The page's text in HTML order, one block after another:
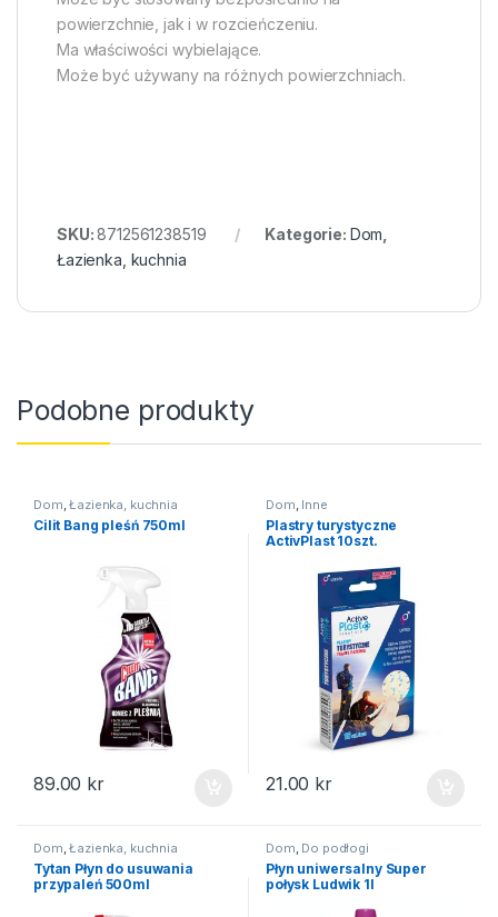
powierzchnie, jak i w rozcieńczeniu.
Ma właściwości wybielające.
Może być używany na różnych powierzchniach.
SKU:8712561238519 Kategorie: Dom,
Łazienka, kuchnia
Podobne produkty
Dom,Łazienka, kuchnia
Cilit Bang pleśń 750ml
89.00 kr
Dom, Inne
Plastry turystyczne
ActivPlast 10szt.
21.00 kr
Dom,Łazienka, kuchnia
Tytan Płyn do usuwania
przypaleń 500ml
Dom, Do podłogi
Płyn uniwersalny Super
połysk Ludwik 1l